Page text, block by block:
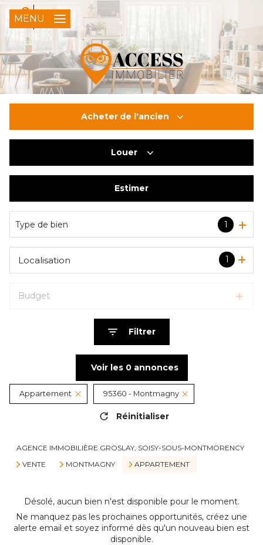
0
FR
MENU
Acheter de l'ancien
Du neuf
Louer
Estimer
Type de bien 1
1
Localisation
Budget
Filtrer
Voir les 0annonces
Appartement 95360 - Montmagny
Réinitialiser
AGENCE IMMOBILIÈRE GROSLAY, SOISY-SOUS-MONTMORENCY
VENTE
MONTMAGNY APPARTEMENT
Désolé, aucun bien n'est disponible pour le moment.
Ne manquez pas les prochaines opportunités, créez une
alerte email et soyez informé dès qu'un nouveau bien est
disponible.